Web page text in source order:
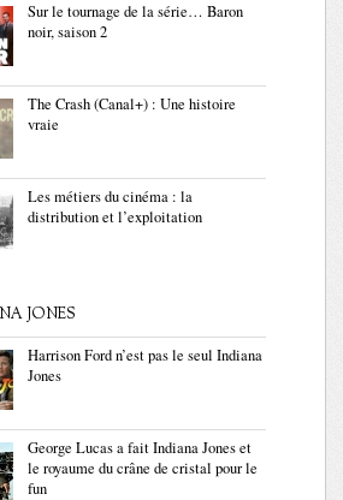
Sur le tournage de la série… Baron
noir, saison 2
The Crash (Canal+) : Une histoire
vraie
Les métiers du cinéma : la
distribution et l’exploitation
JONES
Harrison Ford n’est pas le seul Indiana
Jones
George Lucas a fait Indiana Jones et
le royaume du crâne de cristal pour le
fun